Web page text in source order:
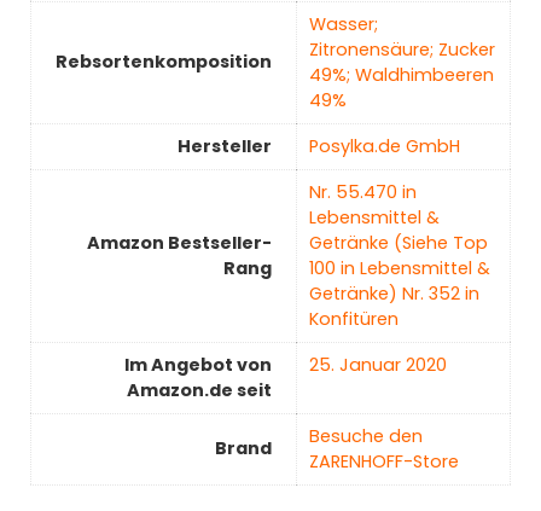
Rebsortenkomposition
‎Wasser;
Zitronensäure; Zucker
49%; Waldhimbeeren
49%
Hersteller
‎Posylka.de GmbH
Amazon Bestseller-
Rang
Nr. 55.470 in
Lebensmittel &
Getränke (Siehe Top
100 in Lebensmittel &
Getränke) Nr. 352 in
Konfitüren
Im Angebot von
Amazon.de seit
25. Januar 2020
Brand
Besuche den
ZARENHOFF-Store